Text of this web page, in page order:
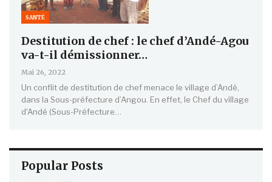
SANTÉ
Destitution de chef : le chef d’Andé-Agou
va-t-il démissionner…
Mai 26, 2022
Un conflit de destitution de chef menace le village d’Andé,
dans la Sous-préfecture d’Angou. En effet, le Chef du village
d'Andé (Sous-Préfecture…
Popular Posts